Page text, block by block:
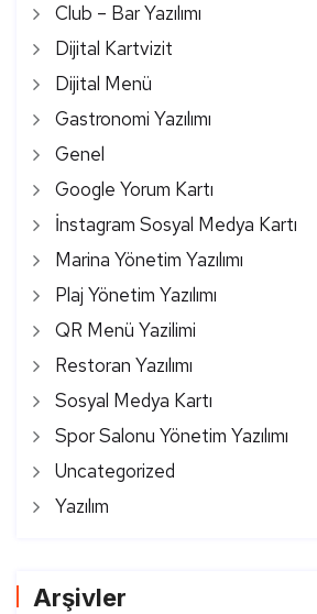
Club – Bar Yazılımı
Dijital Kartvizit
Dijital Menü
Gastronomi Yazılımı
Genel
Google Yorum Kartı
İnstagram Sosyal Medya Kartı
Marina Yönetim Yazılımı
Plaj Yönetim Yazılımı
QR Menü Yazilimi
Restoran Yazılımı
Sosyal Medya Kartı
Spor Salonu Yönetim Yazılımı
Uncategorized
Yazılım
Arşivler